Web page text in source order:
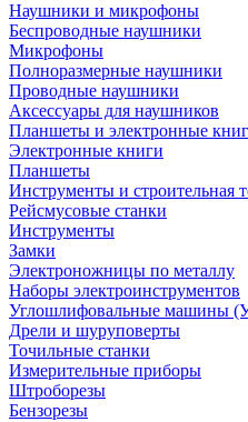
Наушники и микрофоны
Беспроводные наушники
Микрофоны
Полноразмерные наушники
Проводные наушники
Аксессуары для наушников
Планшеты и электронные
Электронные книги
Планшеты
Инструменты и строительная
Рейсмусовые станки
Инструменты
Замки
Электроножницы по металлу
Наборы электроинструментов
Углошлифовальные машины
Дрели и шуруповерты
Точильные станки
Измерительные приборы
Штроборезы
Бензорезы